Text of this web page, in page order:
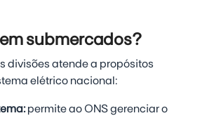
submercados?
divisões atende a propósitos
elétrico nacional:
permite ao ONS gerenciar o